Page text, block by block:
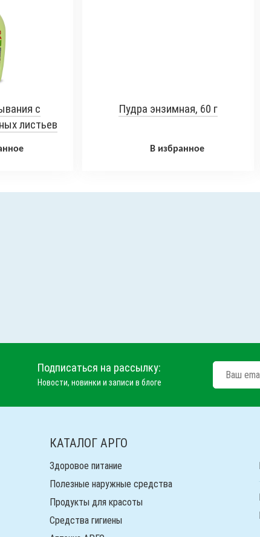
с
листьев
Пудра энзимная, 60 г
В избранное
Подписаться на рассылку:
Новости, новинки и записи в блоге
КАТАЛОГ АРГО
Здоровое питание
Полезные наружные средства
Продукты для красоты
Средства гигиены